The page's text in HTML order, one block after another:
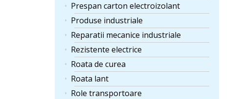
Prespan carton electroizolant
Produse industriale
Reparatii mecanice industriale
Rezistente electrice
Roata de curea
Roata lant
Role transportoare